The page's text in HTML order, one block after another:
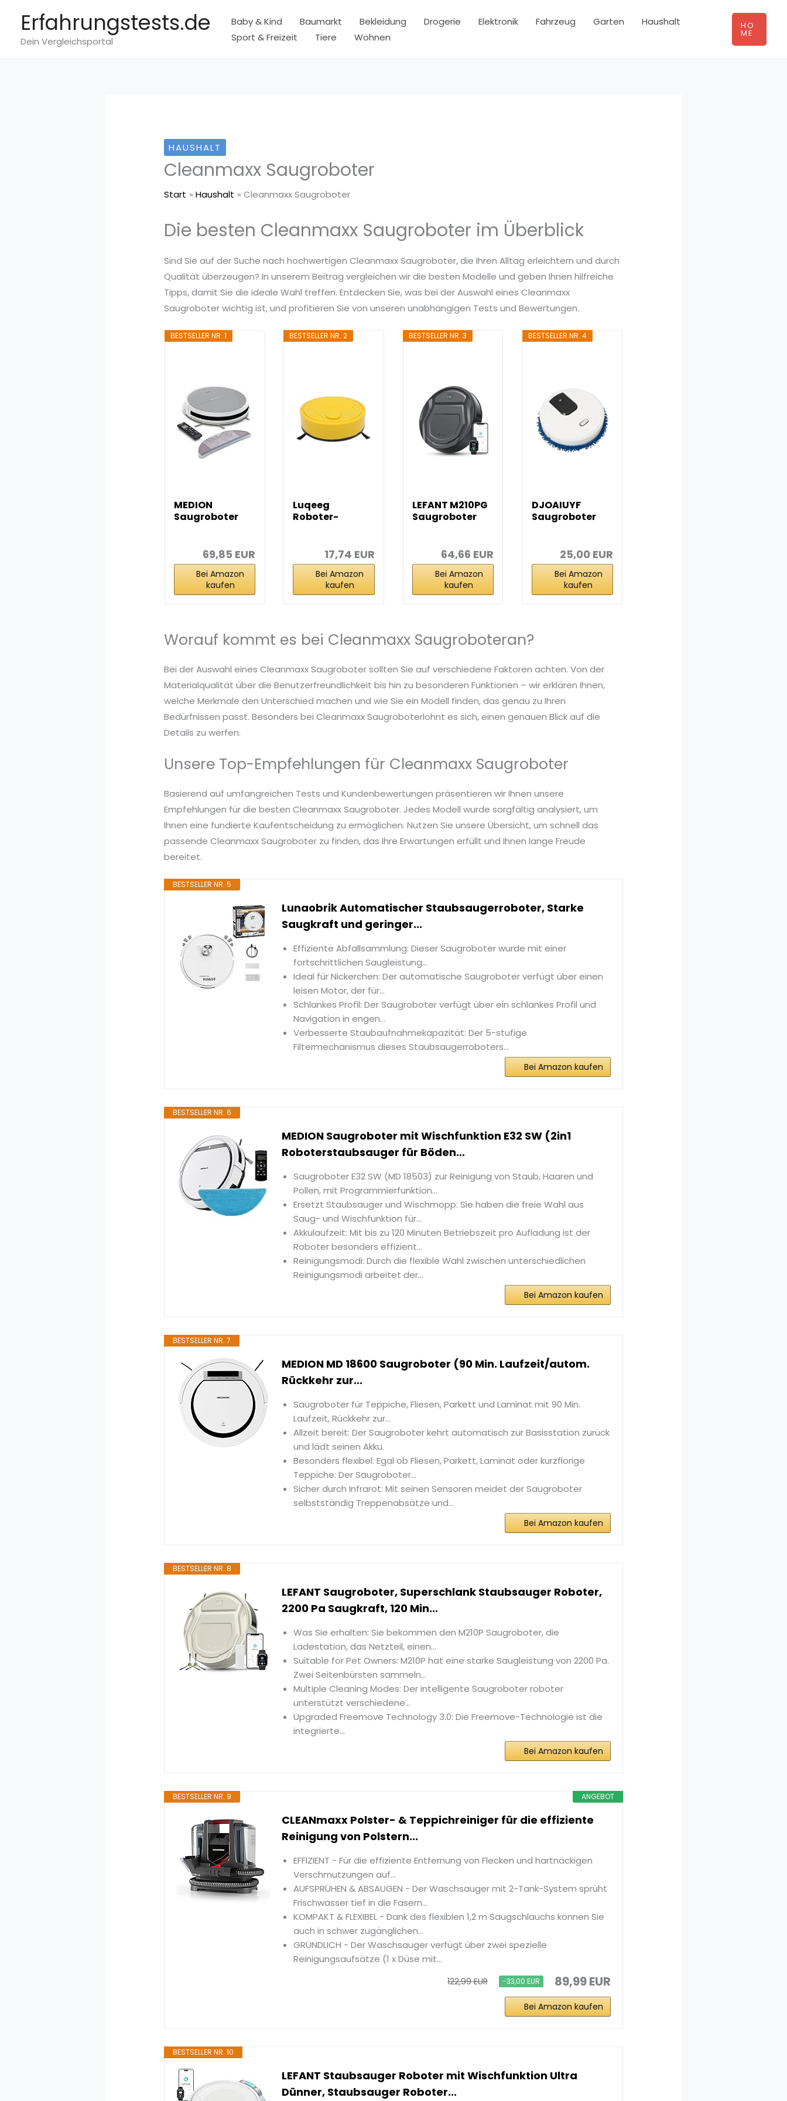
springen
Erfahrungstests.de
Dein Vergleichsportal
Baby & Kind Baumarkt Bekleidung Drogerie Elektronik Fahrzeug Garten
Haushalt
Sport & Freizeit
Tiere Wohnen
HO
ME
HAUSHALT
Cleanmaxx Saugroboter
Start Haushalt Cleanmaxx Saugroboter
Die besten Cleanmaxx Saugroboter im Überblick
Sind Sie auf der Suche nach hochwertigen Cleanmaxx Saugroboter, die Ihren Alltag erleichtern und durch
Qualität überzeugen? In unserem Beitrag vergleichen wir die besten Modelle und geben Ihnen hilfreiche
Tipps, damit Sie die ideale Wahl treffen. Entdecken Sie, was bei der Auswahl eines Cleanmaxx
Saugroboter wichtig ist, und profitieren Sie von unseren unabhängigen Tests und Bewertungen.
BESTSELLER NR. 1
MEDION
Saugroboter
69,85 EUR
Bei Amazon
kaufen
BESTSELLER NR. 2
Luqeeg
Roboter-
17,74 EUR
Bei Amazon
kaufen
BESTSELLER NR. 3
LEFANT M210PG
Saugroboter
64,66 EUR
Bei Amazon
kaufen
BESTSELLER NR. 4
DJOAIUYF
Saugroboter
25,00 EUR
Bei Amazon
kaufen
Worauf kommt es bei Cleanmaxx Saugroboteran?
Bei der Auswahl eines Cleanmaxx Saugroboter sollten Sie auf verschiedene Faktoren achten. Von der
Materialqualität über die Benutzerfreundlichkeit bis hin zu besonderen Funktionen – wir erklären Ihnen,
welche Merkmale den Unterschied machen und wie Sie ein Modell finden, das genau zu Ihren
Bedürfnissen passt. Besonders bei Cleanmaxx Saugroboterlohnt es sich, einen genauen Blick auf die
Details zu werfen.
Unsere Top-Empfehlungen für Cleanmaxx Saugroboter
Basierend auf umfangreichen Tests und Kundenbewertungen präsentieren wir Ihnen unsere
Empfehlungen für die besten Cleanmaxx Saugroboter. Jedes Modell wurde sorgfältig analysiert, um
Ihnen eine fundierte Kaufentscheidung zu ermöglichen. Nutzen Sie unsere Übersicht, um schnell das
passende Cleanmaxx Saugroboter zu finden, das Ihre Erwartungen erfüllt und Ihnen lange Freude
bereitet.
BESTSELLER NR. 5
Lunaobrik Automatischer Staubsaugerroboter, Starke
Saugkraft und geringer...
Effiziente Abfallsammlung: Dieser Saugroboter wurde mit einer
fortschrittlichen Saugleistung...
Ideal für Nickerchen: Der automatische Saugroboter verfügt über einen
leisen Motor, der für...
Schlankes Profil: Der Saugroboter verfügt über ein schlankes Profil und
Navigation in engen...
Verbesserte Staubaufnahmekapazität: Der 5-stufige
Filtermechanismus dieses Staubsaugerroboters...
Bei Amazon kaufen
BESTSELLER NR. 6
MEDION Saugroboter mit Wischfunktion E32 SW (2in1
Roboterstaubsauger für Böden...
Saugroboter E32 SW (MD 18503) zur Reinigung von Staub, Haaren und
Pollen, mit Programmierfunktion...
Ersetzt Staubsauger und Wischmopp: Sie haben die freie Wahl aus
Saug- und Wischfunktion für...
Akkulaufzeit: Mit bis zu 120 Minuten Betriebszeit pro Aufladung ist der
Roboter besonders effizient...
Reinigungsmodi: Durch die flexible Wahl zwischen unterschiedlichen
Reinigungsmodi arbeitet der...
Bei Amazon kaufen
BESTSELLER NR. 7
MEDION MD 18600 Saugroboter (90 Min. Laufzeit/autom.
Rückkehr zur...
Saugroboter für Teppiche, Fliesen, Parkett und Laminat mit 90 Min.
Laufzeit, Rückkehr zur...
Allzeit bereit: Der Saugroboter kehrt automatisch zur Basisstation zurück
und lädt seinen Akku.
Besonders flexibel: Egal ob Fliesen, Parkett, Laminat oder kurzflorige
Teppiche: Der Saugroboter...
Sicher durch Infrarot: Mit seinen Sensoren meidet der Saugroboter
selbstständig Treppenabsätze und...
Bei Amazon kaufen
BESTSELLER NR. 8
LEFANT Saugroboter, Superschlank Staubsauger Roboter,
2200 Pa Saugkraft, 120 Min...
Was Sie erhalten: Sie bekommen den M210P Saugroboter, die
Ladestation, das Netzteil, einen...
Suitable for Pet Owners: M210P hat eine starke Saugleistung von 2200 Pa.
Zwei Seitenbürsten sammeln...
Multiple Cleaning Modes: Der intelligente Saugroboter roboter
unterstützt verschiedene...
Upgraded Freemove Technology 3.0: Die Freemove-Technologie ist die
integrierte...
Bei Amazon kaufen
ANGEBOT
BESTSELLER NR. 9
CLEANmaxx Polster- & Teppichreiniger für die effiziente
Reinigung von Polstern...
EFFIZIENT - Für die effiziente Entfernung von Flecken und hartnäckigen
Verschmutzungen auf...
AUFSPRÜHEN & ABSAUGEN - Der Waschsauger mit 2-Tank-System sprüht
Frischwasser tief in die Fasern...
KOMPAKT & FLEXIBEL - Dank des flexiblen 1,2 m Saugschlauchs können Sie
auch in schwer zugänglichen...
GRÜNDLICH - Der Waschsauger verfügt über zwei spezielle
Reinigungsaufsätze (1 x Düse mit...
122,99 EUR −33,00 EUR 89,99 EUR
Bei Amazon kaufen
BESTSELLER NR. 10
LEFANT Staubsauger Roboter mit Wischfunktion Ultra
Dünner, Staubsauger Roboter...